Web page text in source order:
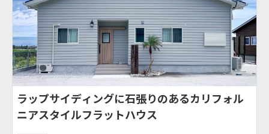
ラップサイディングに石張りのあるカリフォル
ニアスタイルフラットハウス